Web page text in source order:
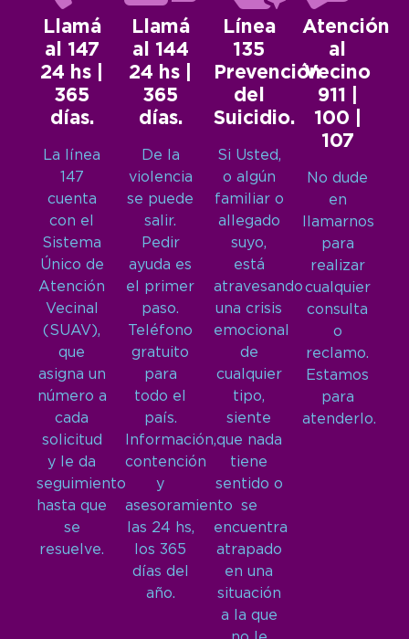
Llamá
al 147
24 hs |
365
días.
La línea
147
cuenta
con el
Sistema
Único de
Atención
Vecinal
(SUAV),
que
asigna un
número a
cada
solicitud
y le da
seguimiento
hasta que
se
resuelve.
Llamá
al 144
24 hs |
365
días.
De la
violencia
se puede
salir.
Pedir
ayuda es
el primer
paso.
Teléfono
gratuito
para
todo el
país.
Información,
contención
y
asesoramiento
las 24 hs,
los 365
días del
año.
Línea
135
Prevención
del
Suicidio.
Si Usted,
o algún
familiar o
allegado
suyo,
está
atravesando
una crisis
emocional
de
cualquier
tipo,
siente
que nada
tiene
sentido o
se
encuentra
atrapado
en una
situación
a la que
Atención
al
Vecino
911 |
100 |
107
No dude
en
llamarnos
para
realizar
cualquier
consulta
o
reclamo.
Estamos
para
atenderlo.